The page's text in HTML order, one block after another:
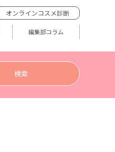
オンラインコスメ診断
編集部コラム